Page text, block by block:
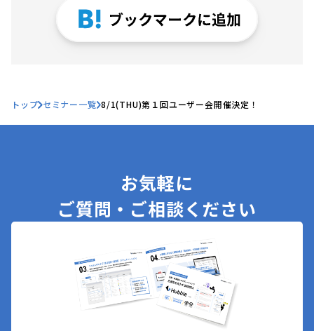
トップ セミナー一覧 8/1(THU)第１回ユーザー会開催決定！
お気軽に
ご質問・ご相談ください